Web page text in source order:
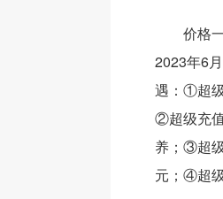
价格
2023年6
遇：①超
②超级充
养；③超
元；④超